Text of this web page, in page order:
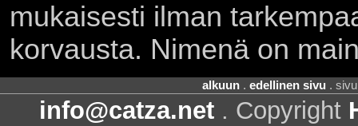
mukaisesti ilman
korvausta. Nimenä on
alkuun . edellinen sivu .
info@catza.net . Copyright